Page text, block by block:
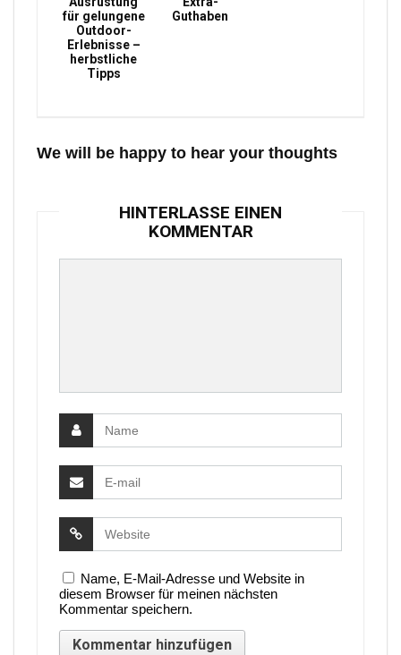
für gelungene
Outdoor-
Erlebnisse –
herbstliche
Tipps
Guthaben
We will be happy to hear your thoughts
HINTERLASSE EINEN
KOMMENTAR
Name, E-Mail-Adresse und Website in
diesem Browser für meinen nächsten
Kommentar speichern.